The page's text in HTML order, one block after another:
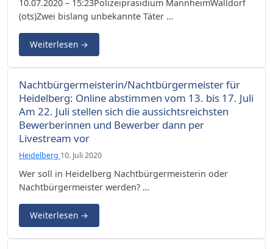
10.07.2020 – 15:23Polizeipräsidium MannheimWalldorf
(ots)Zwei bislang unbekannte Täter …
Weiterlesen →
Nachtbürgermeisterin/Nachtbürgermeister für
Heidelberg: Online abstimmen vom 13. bis 17. Juli
Am 22. Juli stellen sich die aussichtsreichsten
Bewerberinnen und Bewerber dann per
Livestream vor
Heidelberg 10. Juli 2020
Wer soll in Heidelberg Nachtbürgermeisterin oder
Nachtbürgermeister werden? …
Weiterlesen →